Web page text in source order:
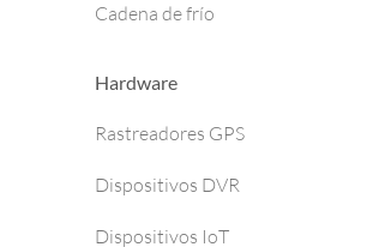
Cadena de frío
Hardware
Rastreadores GPS
Dispositivos DVR
Dispositivos IoT